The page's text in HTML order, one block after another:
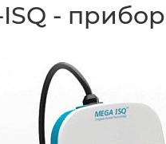
ISQ -